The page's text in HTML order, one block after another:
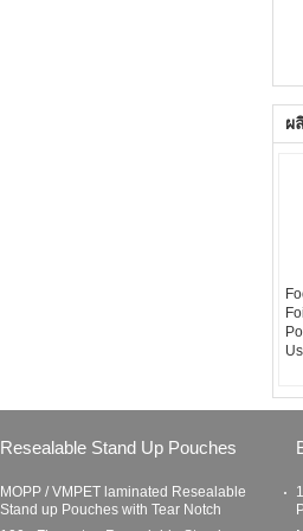
ผ
Resealable Stand Up Pouches
MOPP / VMPET laminated Resealable
Stand up Pouches with Tear Notch